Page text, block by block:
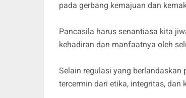
pada gerbang kemajuan dan
Pancasila harus senantiasa kita
kehadiran dan manfaatnya oleh
Selain regulasi yang
tercermin dari etika, integritas, dan